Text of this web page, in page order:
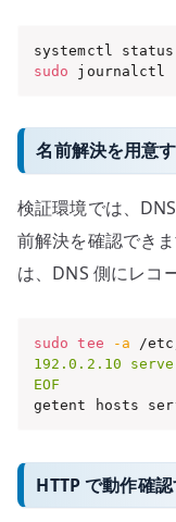
sudo journalctl
名前解決を用意
検証環境では、
前解決を確認でき
は、DNS 側にレコ
sudo tee -a /
192.0.2.10
EOF
getent hosts
HTTP で動作確